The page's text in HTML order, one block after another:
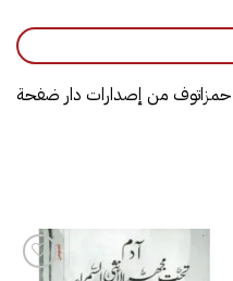
حمزاتوف من إصدارات دار ضفحة